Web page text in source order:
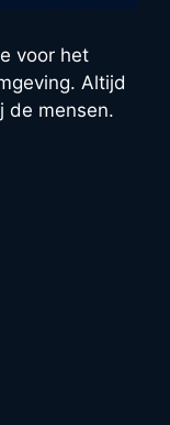
voor het
Altijd
de mensen.